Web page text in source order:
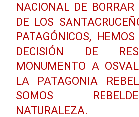
NACIONAL DE
DE LOS
PATAGÓNICOS,
DECISIÓN DE
MONUMENTO A
LA PATAGONIA
SOMOS
NATURALEZA.